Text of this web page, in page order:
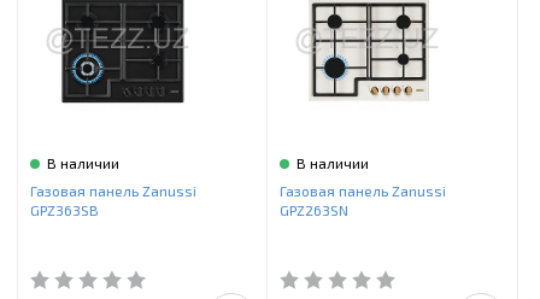
В наличии
Газовая панель Zanussi
GPZ363SB
В наличии
Газовая панель Zanussi
GPZ263SN